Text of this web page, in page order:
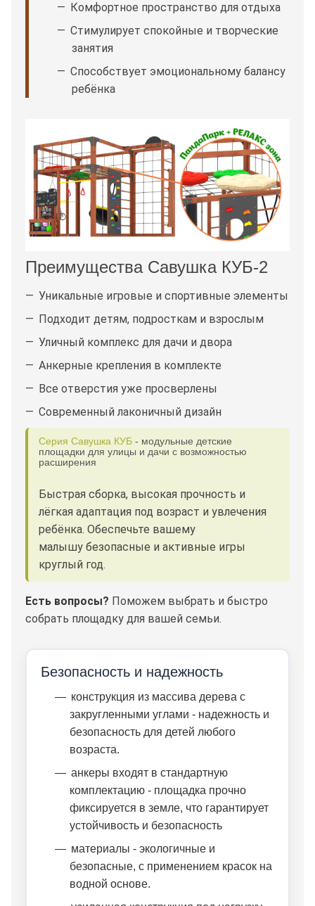
Комфортное пространство для отдыха
Стимулирует спокойные и творческие
занятия
Способствует эмоциональному балансу
ребёнка
Преимущества Савушка КУБ-2
Уникальные игровые и спортивные элементы
Подходит детям, подросткам и взрослым
Уличный комплекс для дачи и двора
Анкерные крепления в комплекте
Все отверстия уже просверлены
Современный лаконичный дизайн
Серия Савушка КУБ - модульные детские
площадки для улицы и дачи с возможностью
расширения
Быстрая сборка, высокая прочность и
лёгкая адаптация под возраст и увлечения
ребёнка. Обеспечьте вашему
малышу безопасные и активные игры
круглый год.
Есть вопросы? Поможем выбрать и быстро
собрать площадку для вашей семьи.
Безопасность и надежность
конструкция из массива дерева с
закругленными углами - надежность и
безопасность для детей любого
возраста.
анкеры входят в стандартную
комплектацию - площадка прочно
фиксируется в земле, что гарантирует
устойчивость и безопасность
материалы - экологичные и
безопасные, с применением красок на
водной основе.